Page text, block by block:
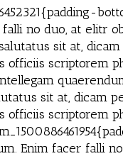
no duo, at elitr
sit at,
scriptorem
sit at, dicam
officiis scriptorem
Enim facer falli